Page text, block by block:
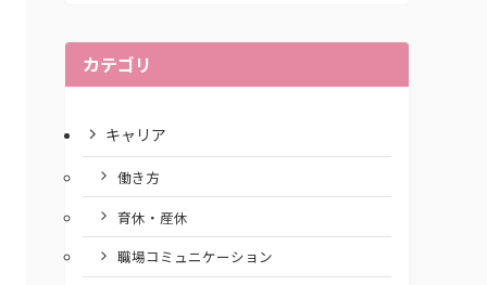
カテゴリ
キャリア
働き方
育休・産休
職場コミュニケーション